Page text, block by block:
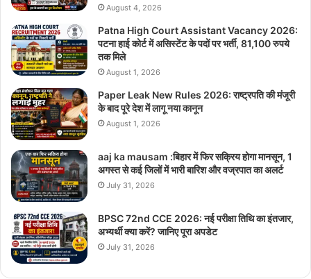
August 4, 2026
Patna High Court Assistant Vacancy 2026:
पटना हाई कोर्ट में असिस्टेंट के पदों पर भर्ती, 81,100 रुपये
तक मिले
August 1, 2026
Paper Leak New Rules 2026: राष्ट्रपति की मंजूरी
के बाद पूरे देश में लागू नया कानून
August 1, 2026
aaj ka mausam :बिहार में फिर सक्रिय होगा मानसून, 1
अगस्त से कई जिलों में भारी बारिश और वज्रपात का अलर्ट
July 31, 2026
BPSC 72nd CCE 2026: नई परीक्षा तिथि का इंतजार,
अभ्यर्थी क्या करें? जानिए पूरा अपडेट
July 31, 2026